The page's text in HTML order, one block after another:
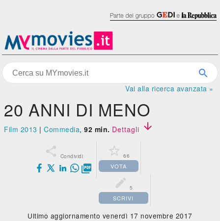
Vai alla ricerca avanzata »
20 ANNI DI MENO
Film 2013 |Commedia,92 min. Dettagli 
 Condividi

 66
VOTA
 5
SCRIVI
Ultimo aggiornamento venerdì 17 novembre 2017